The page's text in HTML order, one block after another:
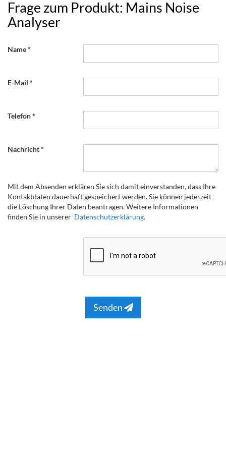
Frage zum Produkt: Mains Noise
Analyser
Name
E-Mail
Telefon
Nachricht
Mit dem Absenden erklären Sie sich damit einverstanden, dass Ihre
Kontaktdaten dauerhaft gespeichert werden. Sie können jederzeit
die Löschung Ihrer Daten beantragen. Weitere Informationen
finden Sie in unserer Datenschutzerklärung.
Senden